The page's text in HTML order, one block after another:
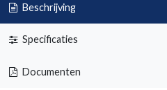
Beschrijving
Specificaties
Documenten